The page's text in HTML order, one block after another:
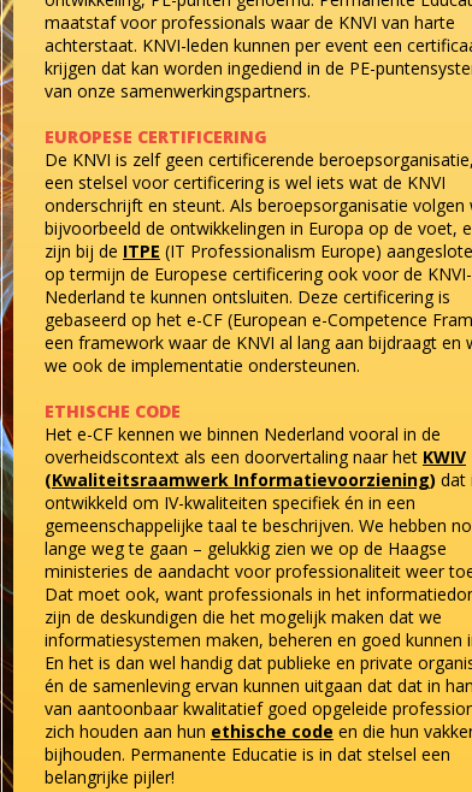
maatstaf voor professionals waar de KNVI van harte
achterstaat. KNVI-leden kunnen per event een
krijgen dat kan worden ingediend in de PE-
van onze samenwerkingspartners.
EUROPESE CERTIFICERING
De KNVI is zelf geen certificerende
een stelsel voor certificering is wel iets wat de KNVI
onderschrijft en steunt. Als beroepsorganisatie volgen
bijvoorbeeld de ontwikkelingen in Europa op de voet,
zijn bij de ITPE (IT Professionalism Europe)
op termijn de Europese certificering ook voor de
Nederland te kunnen ontsluiten. Deze certificering is
gebaseerd op het e-CF (European e-Competence
een framework waar de KNVI al lang aan bijdraagt en
we ook de implementatie ondersteunen.
ETHISCHE CODE
Het e-CF kennen we binnen Nederland vooral in de
overheidscontext als een doorvertaling naar het KWIV
(Kwaliteitsraamwerk Informatievoorziening) dat
ontwikkeld om IV-kwaliteiten specifiek én in een
gemeenschappelijke taal te beschrijven. We hebben
lange weg te gaan – gelukkig zien we op de Haagse
ministeries de aandacht voor professionaliteit weer
Dat moet ook, want professionals in het
zijn de deskundigen die het mogelijk maken dat we
informatiesystemen maken, beheren en goed kunnen
En het is dan wel handig dat publieke en private
én de samenleving ervan kunnen uitgaan dat dat in
van aantoonbaar kwalitatief goed opgeleide
zich houden aan hun ethische code en die hun
bijhouden. Permanente Educatie is in dat stelsel een
belangrijke pijler!